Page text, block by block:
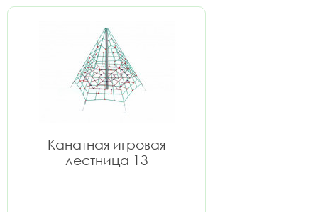
Канатная игровая
лестница 13